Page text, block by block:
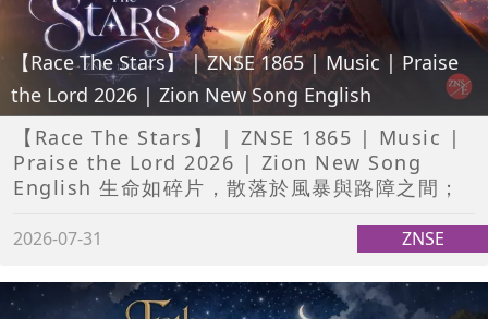
【Race The Stars】 | ZNSE 1865 | Music | Praise
the Lord 2026 | Zion New Song English
【Race The Stars】 | ZNSE 1865 | Music |
Praise the Lord 2026 | Zion New Song
English 生命如碎片，散落於風暴與路障之間；
2026-07-31 ZNSE